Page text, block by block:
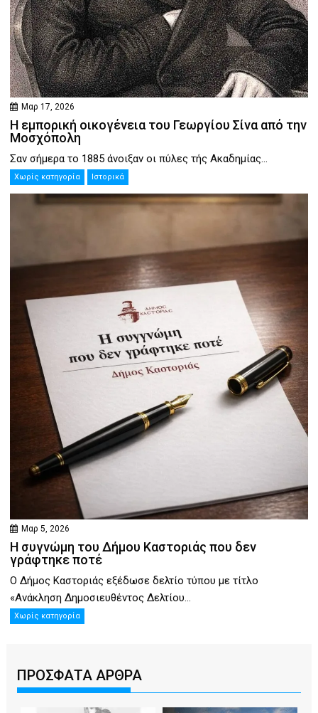
Μαρ 17, 2026
Η εμπορική οικογένεια του Γεωργίου Σίνα από την
Μοσχόπολη
Σαν σήμερα το 1885 άνοιξαν οι πύλες τής Ακαδημίας...
Χωρίς κατηγορία Ιστορικά
Μαρ 5, 2026
Η συγνώμη του Δήμου Καστοριάς που δεν
γράφτηκε ποτέ
Ο Δήμος Καστοριάς εξέδωσε δελτίο τύπου με τίτλο
«Ανάκληση Δημοσιευθέντος Δελτίου...
Χωρίς κατηγορία
ΠΡΟΣΦΑΤΑ ΑΡΘΡΑ